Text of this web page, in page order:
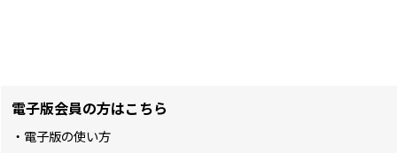
電子版会員の方はこちら
・電子版の使い方